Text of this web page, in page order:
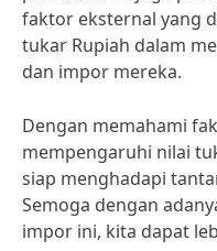
faktor eksternal yang
tukar Rupiah dalam
dan impor mereka.
Dengan memahami
mempengaruhi nilai
siap menghadapi
Semoga dengan
impor ini, kita dapat